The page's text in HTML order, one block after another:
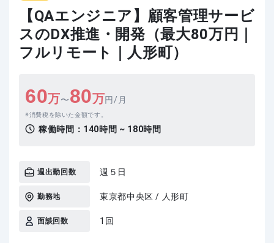
【QAエンジニア】顧客管理サービ
スのDX推進・開発（最大80万円｜
フルリモート｜人形町）
60万〜80万円/月
消費税を除いた金額です。
稼働時間： 140時間 ~ 180時間
週出勤回数 週５日
勤務地 東京都中央区 / 人形町
面談回数 1回